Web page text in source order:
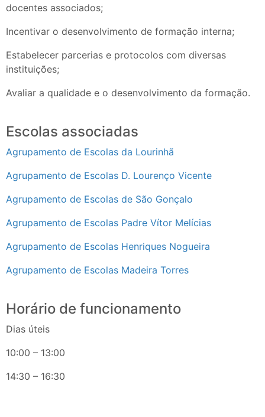
docentes associados;
Incentivar o desenvolvimento de formação interna;
Estabelecer parcerias e protocolos com diversas
instituições;
Avaliar a qualidade e o desenvolvimento da formação.
Escolas associadas
Agrupamento de Escolas da Lourinhã
Agrupamento de Escolas D. Lourenço Vicente
Agrupamento de Escolas de São Gonçalo
Agrupamento de Escolas Padre Vítor Melícias
Agrupamento de Escolas Henriques Nogueira
Agrupamento de Escolas Madeira Torres
Horário de funcionamento
Dias úteis
10:00 – 13:00
14:30 – 16:30